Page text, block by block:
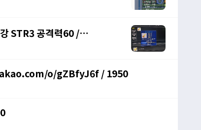
STR3 공격력60 /
o/gZBfyJ6f / 1950